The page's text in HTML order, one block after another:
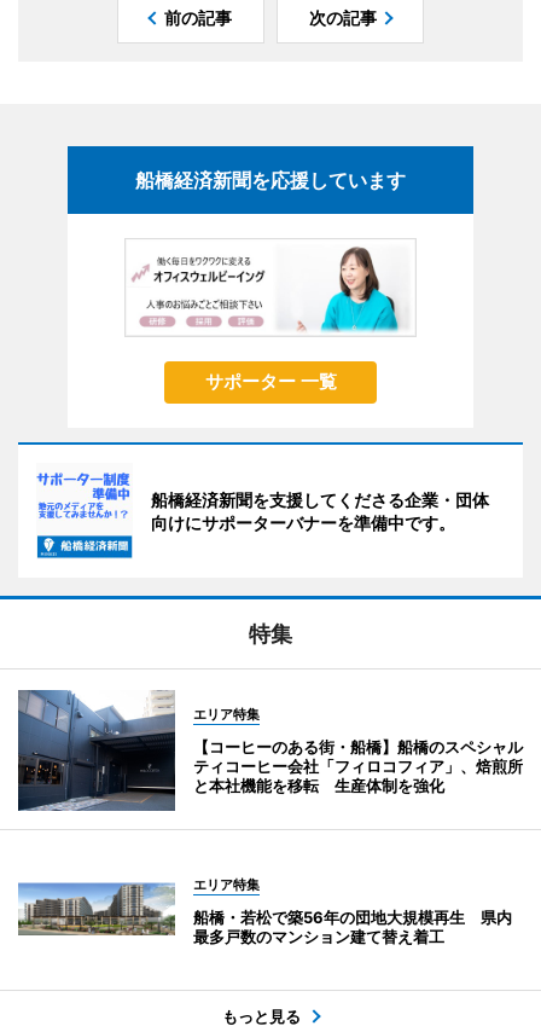
前の記事 次の記事
船橋経済新聞を応援しています
サポーター 一覧
船橋経済新聞を支援してくださる企業・団体
向けにサポーターバナーを準備中です。
特集
エリア特集
【コーヒーのある街・船橋】船橋のスペシャル
ティコーヒー会社「フィロコフィア」、焙煎所
と本社機能を移転 生産体制を強化
エリア特集
船橋・若松で築56年の団地大規模再生 県内
最多戸数のマンション建て替え着工
もっと見る